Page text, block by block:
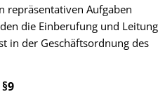
repräsentativen Aufgaben
die Einberufung und Leitung
in der Geschäftsordnung des
§9